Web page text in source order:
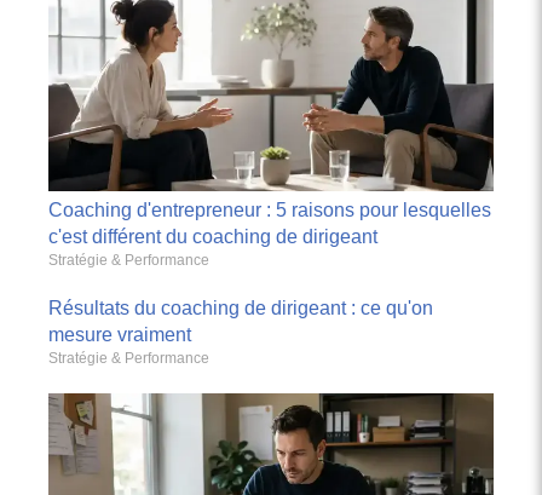
Coaching d'entrepreneur : 5 raisons pour lesquelles
c'est différent du coaching de dirigeant
Stratégie & Performance
Résultats du coaching de dirigeant : ce qu'on
mesure vraiment
Stratégie & Performance